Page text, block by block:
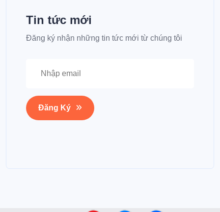
Tin tức mới
Đăng ký nhận những tin tức mới từ chúng tôi
Đăng Ký